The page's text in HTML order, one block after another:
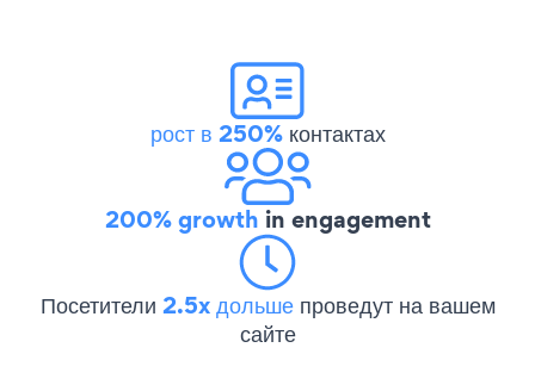
рост в 250%контактах
200% growth in engagement
Посетители 2.5x дольше проведут на вашем
сайте